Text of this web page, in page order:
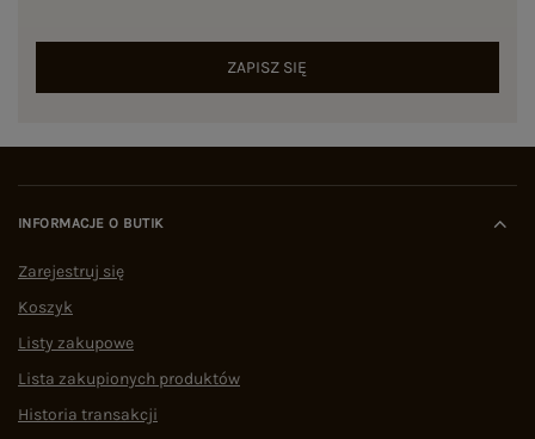
ZAPISZ SIĘ
INFORMACJE O BUTIK
Zarejestruj się
Koszyk
Listy zakupowe
Lista zakupionych produktów
Historia transakcji